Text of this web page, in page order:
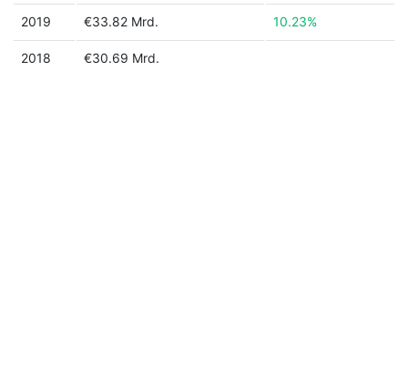
2019 €33.82 Mrd. 10.23%
2018 €30.69 Mrd.